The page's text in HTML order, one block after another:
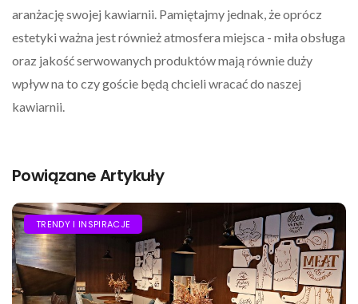
aranżację swojej kawiarnii. Pamiętajmy jednak, że oprócz
estetyki ważna jest również atmosfera miejsca - miła obsługa
oraz jakość serwowanych produktów mają równie duży
wpływ na to czy goście będą chcieli wracać do naszej
kawiarnii.
Powiązane Artykuły
TRENDY I INSPIRACJE